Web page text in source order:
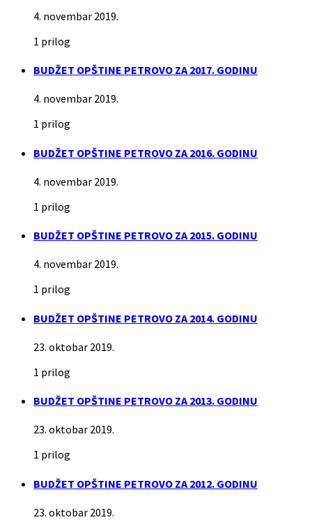
4. novembar 2019.
1 prilog
BUDŽET OPŠTINE PETROVO ZA 2017. GODINU
4. novembar 2019.
1 prilog
BUDŽET OPŠTINE PETROVO ZA 2016. GODINU
4. novembar 2019.
1 prilog
BUDŽET OPŠTINE PETROVO ZA 2015. GODINU
4. novembar 2019.
1 prilog
BUDŽET OPŠTINE PETROVO ZA 2014. GODINU
23. oktobar 2019.
1 prilog
BUDŽET OPŠTINE PETROVO ZA 2013. GODINU
23. oktobar 2019.
1 prilog
BUDŽET OPŠTINE PETROVO ZA 2012. GODINU
23. oktobar 2019.